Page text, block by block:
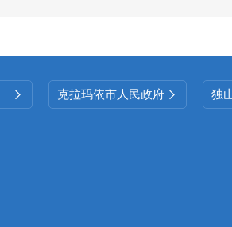
结合统计工作实际，将
作同部署、同实施。做好主动
 克拉玛依市人民政府  独